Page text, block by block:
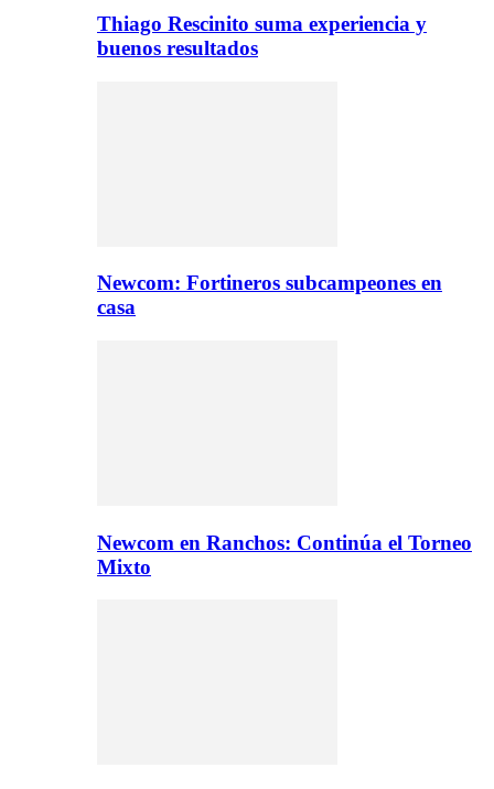
Thiago Rescinito suma experiencia y
buenos resultados
Newcom: Fortineros subcampeones en
casa
Newcom en Ranchos: Continúa el Torneo
Mixto